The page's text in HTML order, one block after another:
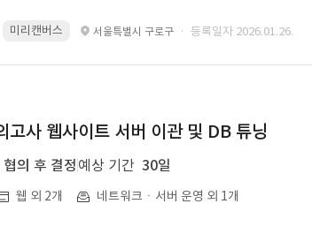
미리캔버스 서울특별시 구로구 · 등록일자 2026.01.26.
고사 웹사이트 서버 이관 및 DB 튜닝
협의 후 결정 예상 기간 30일
웹 외 2개 네트워크ㆍ서버 운영 외 1개